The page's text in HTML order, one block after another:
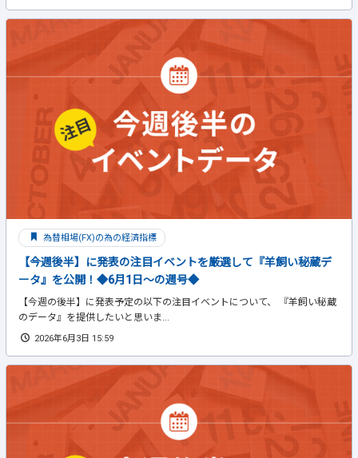
為替相場(FX)の為の経済指標
【今週後半】に発表の注目イベントを厳選して『羊飼い秘蔵デ
ータ』を公開！◆6月1日～の週号◆
【今週の後半】に発表予定の以下の注目イベントについて、 『羊飼い秘蔵
のデータ』を提供したいと思いま...
2026年6月3日 15:59